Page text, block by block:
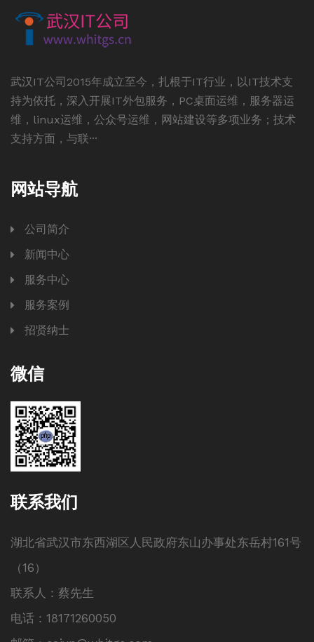
武汉IT公司2015年成立至今，扎根于IT行业，以IT技术支
持为依托，深入开展IT外包服务，PC桌面运维，服务器运
维，linux运维，公众号运维，网站建设等多项业务；技术
支持方面，与联···
网站导航
公司简介
新闻中心
服务中心
服务案例
招贤纳士
微信
联系我们
湖北省武汉市东西湖区人民政府东山办事处东岳村161号
（16）
联系人：蔡先生
电话：18171260050